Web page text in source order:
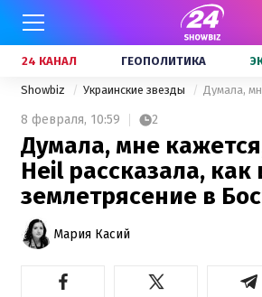
24 КАНАЛ ГЕОПОЛИТИКА
Showbiz Украинские звезды
8 февраля, 10:59 2
Думала, мне
Heil рассказала,
землетрясение в
Мария Касий